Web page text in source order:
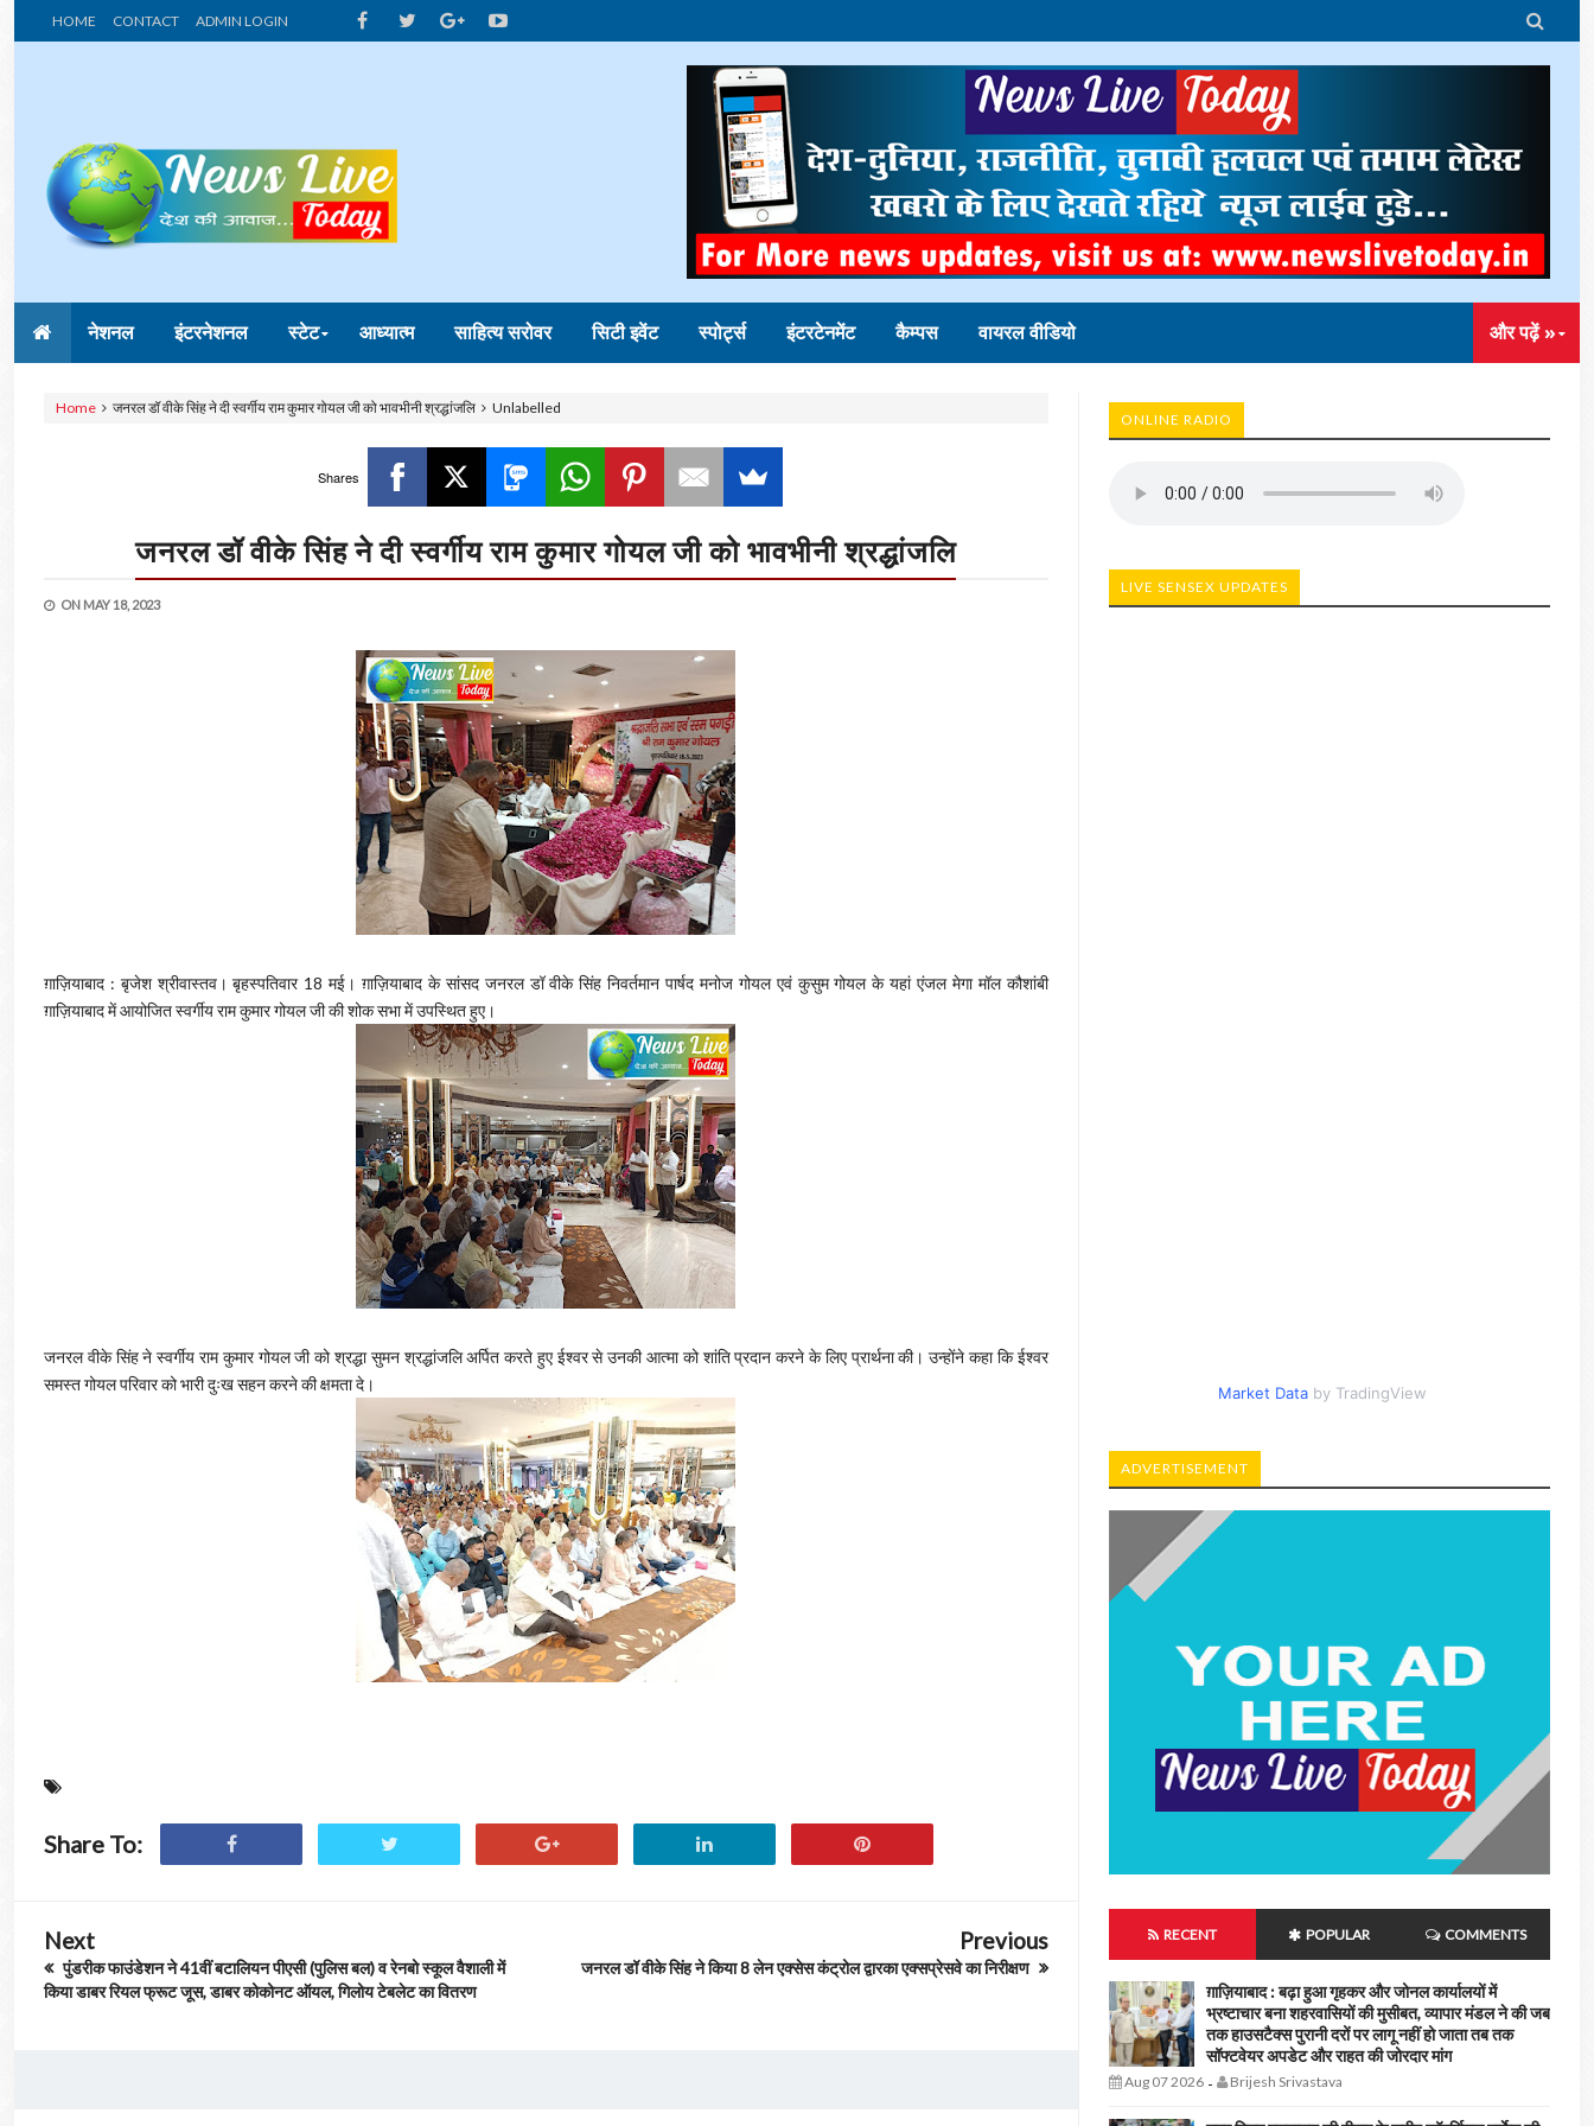
HOME CONTACT ADMIN LOGIN 
नेशनल इंटरनेशनल स्टेट आध्यात्म साहित्य सरोवर सिटी इवेंट स्पोर्ट्स इंटरटेनमेंट कैम्पस वायरल वीडियो और पढ़ें »
Home Unlabelled
जनरल डॉ वीके सिंह ने दी स्वर्गीय राम कुमार गोयल जी को भावभीनी श्रद्धांजलि
Shares
जनरल डॉ वीके सिंह ने दी स्वर्गीय राम कुमार गोयल जी को भावभीनी श्रद्धांजलि
ON MAY 18, 2023
ग़ाज़ियाबाद : बृजेश श्रीवास्तव। बृहस्पतिवार 18 मई। ग़ाज़ियाबाद के सांसद जनरल डॉ वीके सिंह निवर्तमान पार्षद मनोज गोयल एवं कुसुम गोयल के यहां एंजल मेगा मॉल कौशांबी
ग़ाज़ियाबाद में आयोजित स्वर्गीय राम कुमार गोयल जी की शोक सभा में उपस्थित हुए।
जनरल वीके सिंह ने स्वर्गीय राम कुमार गोयल जी को श्रद्धा सुमन श्रद्धांजलि अर्पित करते हुए ईश्वर से उनकी आत्मा को शांति प्रदान करने के लिए प्रार्थना की।उन्होंने कहा कि ईश्वर
समस्त गोयल परिवार को भारी दुःख सहन करने की क्षमता दे।
Share To:
Next
पुंडरीक फाउंडेशन ने 41वीं बटालियन पीएसी (पुलिस बल) व रेनबो स्कूल वैशाली में
किया डाबर रियल फ्रूट जूस, डाबर कोकोनट ऑयल, गिलोय टेबलेट का वितरण
Previous
जनरल डॉ वीके सिंह ने किया 8 लेन एक्सेस कंट्रोल द्वारका एक्सप्रेसवे का निरीक्षण
ONLINE RADIO
LIVE SENSEX UPDATES
Market Databy TradingView
ADVERTISEMENT
RECENT POPULAR COMMENTS
ग़ाज़ियाबाद : बढ़ा हुआ गृहकर और जोनल कार्यालयों में
भ्रष्टाचार बना शहरवासियों की मुसीबत, व्यापार मंडल ने की जब
तक हाउसटैक्स पुरानी दरों पर लागू नहीं हो जाता तब तक
सॉफ्टवेयर अपडेट और राहत की जोरदार मांग
Aug 07 2026- Brijesh Srivastava